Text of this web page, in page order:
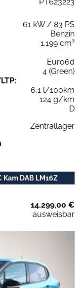
61 kW / 83 PS
Benzin
1.199 cm³
Euro6d
4 (Green)
6,1 l/100km
124 g/km
D
Zentrallager
Kam DAB LM16Z
14.299,00 €
ausweisbar